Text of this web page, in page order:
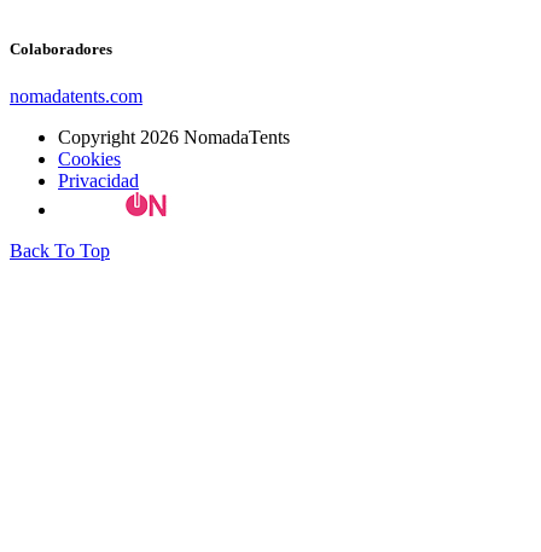
Colaboradores
nomadatents.com
Copyright 2026 NomadaTents
Cookies
Privacidad
Back To Top